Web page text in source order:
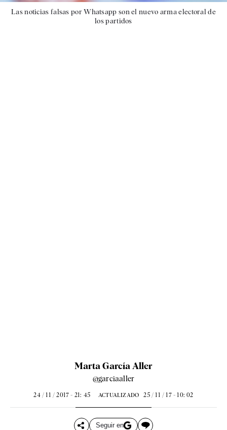
Las noticias falsas por Whatsapp son el nuevo arma electoral de
los partidos
Marta García Aller
@garciaaller
24 / 11 / 2017 - 21: 45 ACTUALIZADO 25 / 11 / 17 - 10: 02
Seguir en